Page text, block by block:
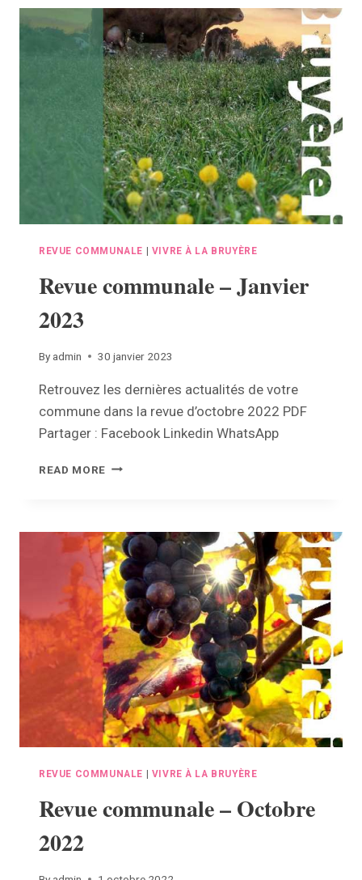
2023
REVUE COMMUNALE VIVRE À LA BRUYÈRE
Revue communale – Janvier
2023
By admin 30 janvier 2023
Retrouvez les dernières actualités de votre
commune dans la revue d’octobre 2022 PDF
Partager : Facebook Linkedin WhatsApp
READ MORE REVUE
2023
REVUE COMMUNALE VIVRE À LA BRUYÈRE
Revue communale – Octobre
2022